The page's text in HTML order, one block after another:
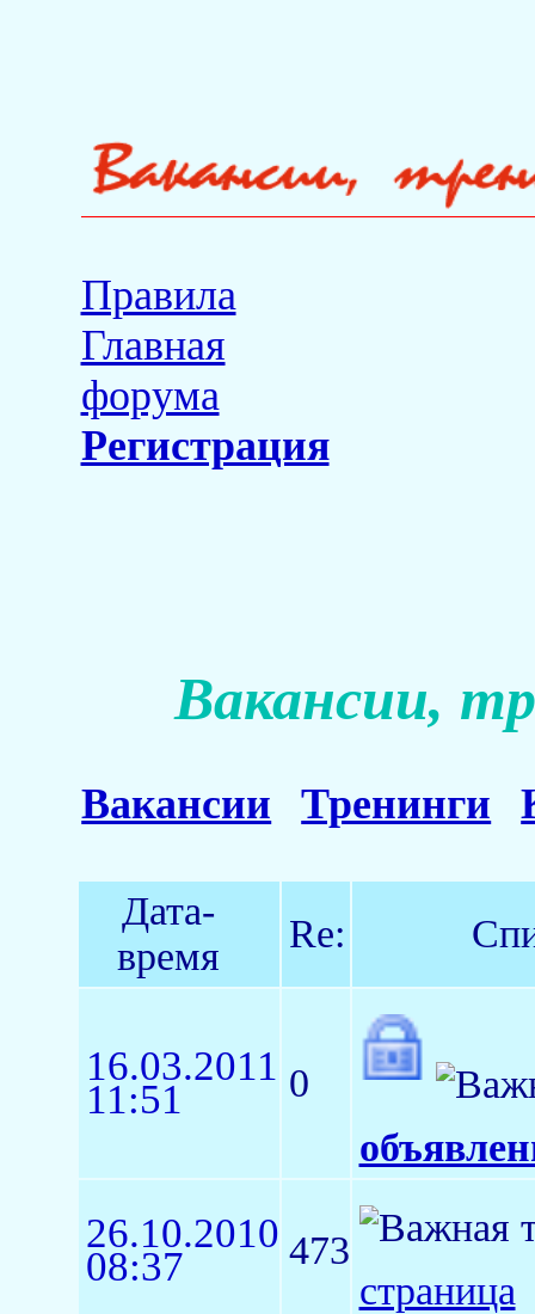
Правила
Главная
форума
Регистрация
Вакансии,
Вакансии Тренинги
Дата-
время
Re:
16.03.2011
11:51
0
26.10.2010
08:37
473
страница